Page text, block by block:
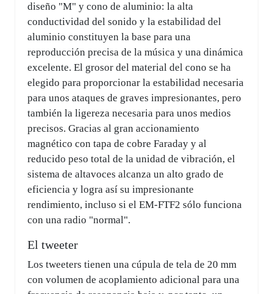
diseño "M" y cono de aluminio: la alta
conductividad del sonido y la estabilidad del
aluminio constituyen la base para una
reproducción precisa de la música y una dinámica
excelente. El grosor del material del cono se ha
elegido para proporcionar la estabilidad necesaria
para unos ataques de graves impresionantes, pero
también la ligereza necesaria para unos medios
precisos. Gracias al gran accionamiento
magnético con tapa de cobre Faraday y al
reducido peso total de la unidad de vibración, el
sistema de altavoces alcanza un alto grado de
eficiencia y logra así su impresionante
rendimiento, incluso si el EM-FTF2 sólo funciona
con una radio "normal".
El tweeter
Los tweeters tienen una cúpula de tela de 20 mm
con volumen de acoplamiento adicional para una